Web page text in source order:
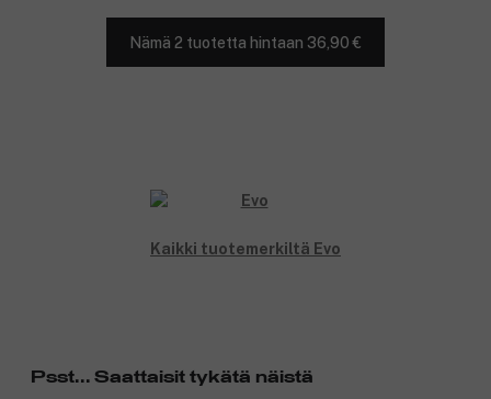
Nämä 2 tuotetta hintaan 36,90 €
Kaikki tuotemerkiltä Evo
Psst... Saattaisit tykätä näistä